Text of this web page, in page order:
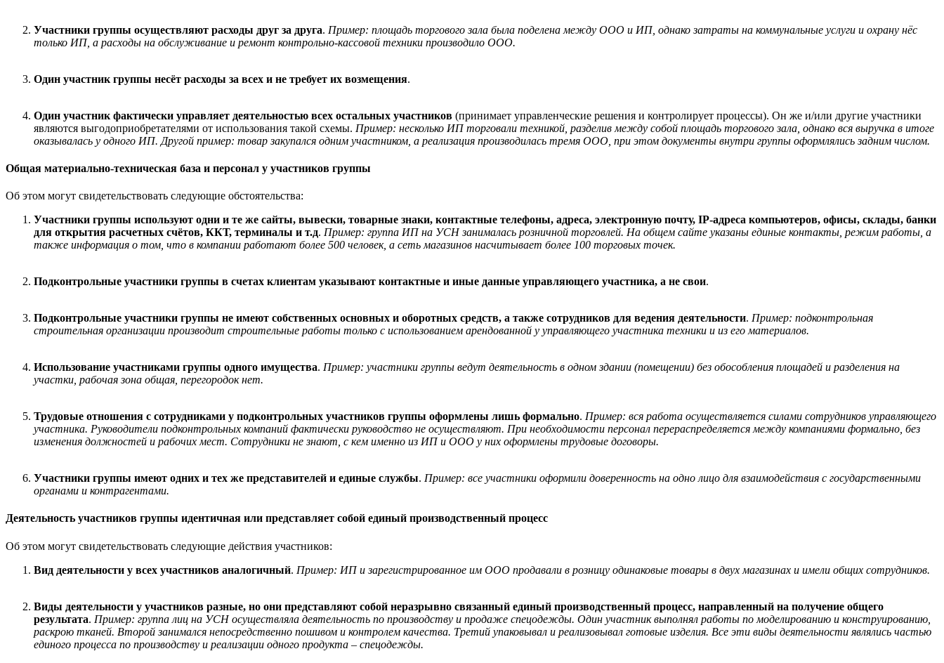
Участники группы осуществляют расходы друг за друга. Пример: площадь торгового зала была поделена между ООО и ИП, однако затраты на коммунальные услуги и охрану нёс
только ИП, а расходы на обслуживание и ремонт контрольно-кассовой техники производило ООО.
Один участник группы несёт расходы за всех и не требует их возмещения.
Один участник фактически управляет деятельностью всех остальных участников (принимает управленческие решения и контролирует процессы). Он же и/или другие участники
являются выгодоприобретателями от использования такой схемы. Пример: несколько ИП торговали техникой, разделив между собой площадь торгового зала, однако вся выручка в итоге
оказывалась у одного ИП. Другой пример: товар закупался одним участником, а реализация производилась тремя ООО, при этом документы внутри группы оформлялись задним числом.
Общая материально-техническая база и персонал у участников группы
Об этом могут свидетельствовать следующие обстоятельства:
Участники группы используют одни и те же сайты, вывески, товарные знаки, контактные телефоны, адреса, электронную почту, IP-адреса компьютеров, офисы, склады, банки
для открытия расчетных счётов, ККТ, терминалы и т.д. Пример: группа ИП на УСН занималась розничной торговлей. На общем сайте указаны единые контакты, режим работы, а
также информация о том, что в компании работают более 500 человек, а сеть магазинов насчитывает более 100 торговых точек.
Подконтрольные участники группы в счетах клиентам указывают контактные и иные данные управляющего участника, а не свои.
Подконтрольные участники группы не имеют собственных основных и оборотных средств, а также сотрудников для ведения деятельности. Пример: подконтрольная
строительная организации производит строительные работы только с использованием арендованной у управляющего участника техники и из его материалов.
Использование участниками группы одного имущества. Пример: участники группы ведут деятельность в одном здании (помещении) без обособления площадей и разделения на
участки, рабочая зона общая, перегородок нет.
Трудовые отношения с сотрудниками у подконтрольных участников группы оформлены лишь формально. Пример: вся работа осуществляется силами сотрудников управляющего
участника. Руководители подконтрольных компаний фактически руководство не осуществляют. При необходимости персонал перераспределяется между компаниями формально, без
изменения должностей и рабочих мест. Сотрудники не знают, с кем именно из ИП и ООО у них оформлены трудовые договоры.
Участники группы имеют одних и тех же представителей и единые службы. Пример: все участники оформили доверенность на одно лицо для взаимодействия с государственными
органами и контрагентами.
Деятельность участников группы идентичная или представляет собой единый производственный процесс
Об этом могут свидетельствовать следующие действия участников:
Вид деятельности у всех участников аналогичный. Пример: ИП и зарегистрированное им ООО продавали в розницу одинаковые товары в двух магазинах и имели общих сотрудников.
Виды деятельности у участников разные, но они представляют собой неразрывно связанный единый производственный процесс, направленный на получение общего
результата. Пример: группа лиц на УСН осуществляла деятельность по производству и продаже спецодежды. Один участник выполнял работы по моделированию и конструированию,
раскрою тканей. Второй занимался непосредственно пошивом и контролем качества. Третий упаковывал и реализовывал готовые изделия. Все эти виды деятельности являлись частью
единого процесса по производству и реализации одного продукта – спецодежды.